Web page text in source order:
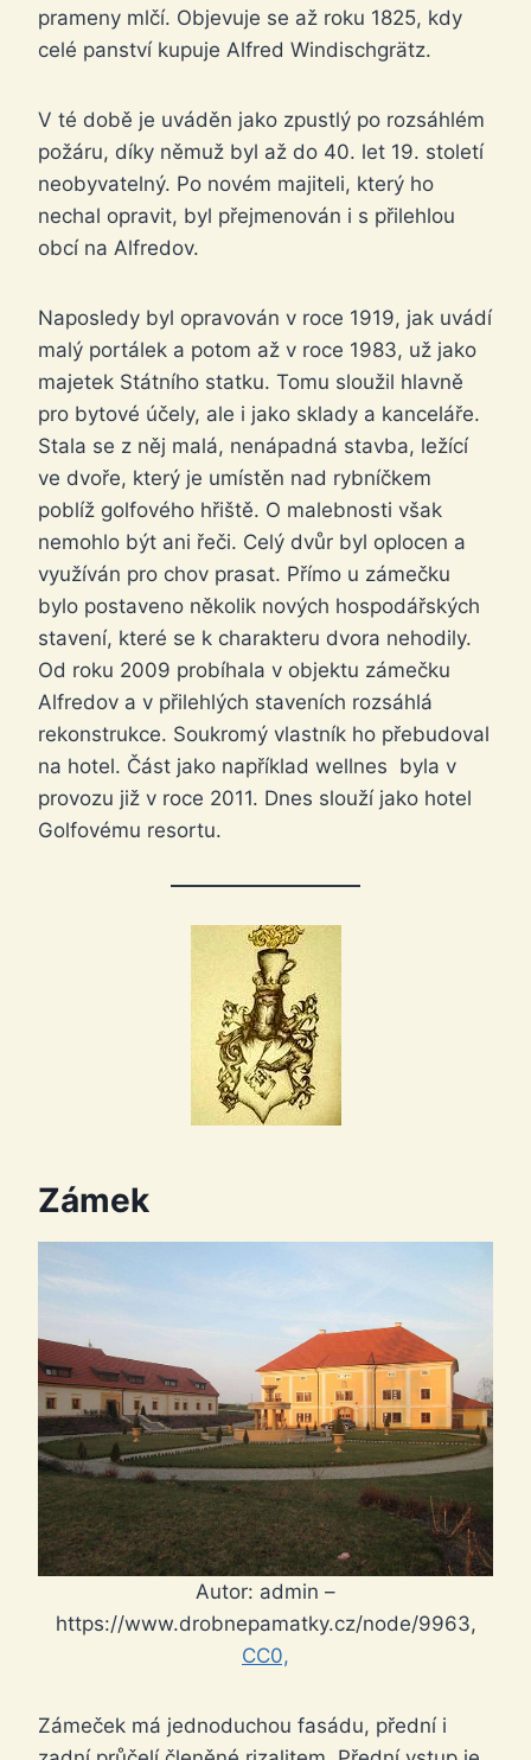
prameny mlčí. Objevuje se až roku 1825, kdy
celé panství kupuje Alfred Windischgrätz.
V té době je uváděn jako zpustlý po rozsáhlém
požáru, díky němuž byl až do 40. let 19. století
neobyvatelný. Po novém majiteli, který ho
nechal opravit, byl přejmenován i s přilehlou
obcí na Alfredov.
Naposledy byl opravován v roce 1919, jak uvádí
malý portálek a potom až v roce 1983, už jako
majetek Státního statku. Tomu sloužil hlavně
pro bytové účely, ale i jako sklady a kanceláře.
Stala se z něj malá, nenápadná stavba, ležící
ve dvoře, který je umístěn nad rybníčkem
poblíž golfového hřiště. O malebnosti však
nemohlo být ani řeči. Celý dvůr byl oplocen a
využíván pro chov prasat. Přímo u zámečku
bylo postaveno několik nových hospodářských
stavení, které se k charakteru dvora nehodily.
Od roku 2009 probíhala v objektu zámečku
Alfredov a v přilehlých staveních rozsáhlá
rekonstrukce. Soukromý vlastník ho přebudoval
na hotel. Část jako například wellnes byla v
provozu již v roce 2011. Dnes slouží jako hotel
Golfovému resortu.
Zámek
Autor: admin –
https://www.drobnepamatky.cz/node/9963,
CC0,
Zámeček má jednoduchou fasádu, přední i